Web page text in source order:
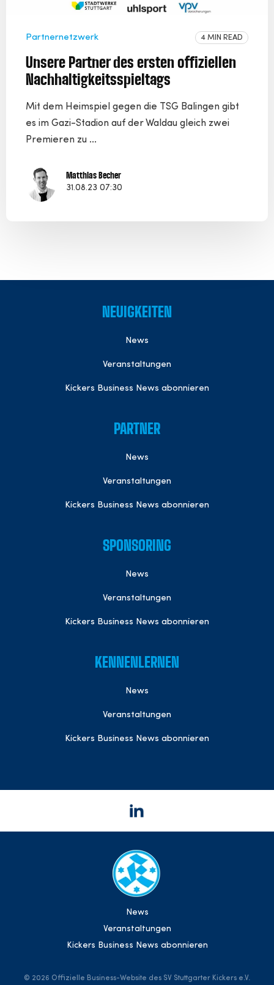
Partnernetzwerk 4 MIN READ
Unsere Partner des ersten offiziellen
Nachhaltigkeitsspieltags
Mit dem Heimspiel gegen die TSG Balingen gibt
es im Gazi-Stadion auf der Waldau gleich zwei
Premieren zu ...
Matthias Becher
31.08.23 07:30
NEUIGKEITEN
News
Veranstaltungen
Kickers Business News abonnieren
PARTNER
News
Veranstaltungen
Kickers Business News abonnieren
SPONSORING
News
Veranstaltungen
Kickers Business News abonnieren
KENNENLERNEN
News
Veranstaltungen
Kickers Business News abonnieren
News
Veranstaltungen
Kickers Business News abonnieren
© 2026 Offizielle Business-Website des SV Stuttgarter Kickers e.V.